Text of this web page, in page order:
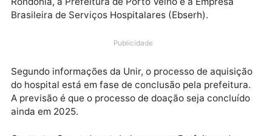
transformado em uma unidade hospitalar
com atendimentos gratuitos para a população,
Brasileira de Serviços Hospitalares (Ebserh).
Publicidade